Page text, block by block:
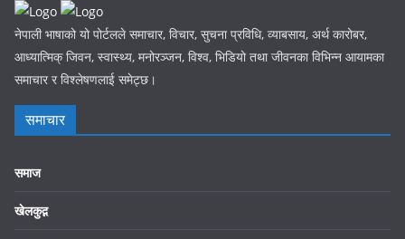
नेपाली भाषाको यो पोर्टलले समाचार, विचार, सुचना प्रविधि, व्याबसाय, अर्थ कारोबर,
आध्यात्मिक् जिवन, स्वास्थ्य, मनोरञ्जन, विश्व, भिडियो तथा जीवनका विभिन्न आयामका
समाचार र विश्लेषणलाई समेट्छ।
समाचार
समाज
खेलकुद़़